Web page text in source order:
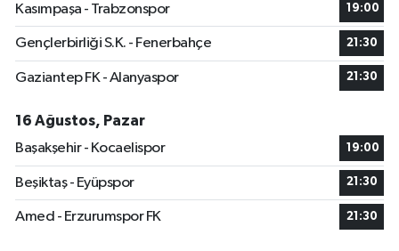
Kasımpaşa - Trabzonspor 19:00
Gençlerbirliği S.K. - Fenerbahçe 21:30
Gaziantep FK - Alanyaspor 21:30
16 Ağustos, Pazar
Başakşehir - Kocaelispor
19:00
Beşiktaş - Eyüpspor 21:30
Amed - Erzurumspor FK 21:30